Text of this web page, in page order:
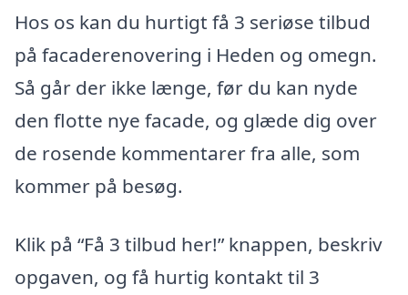
Hos os kan du hurtigt få 3 seriøse tilbud
på facaderenovering i Heden og omegn.
Så går der ikke længe, før du kan nyde
den flotte nye facade, og glæde dig over
de rosende kommentarer fra alle, som
kommer på besøg.
Klik på “Få 3 tilbud her!” knappen, beskriv
opgaven, og få hurtig kontakt til 3